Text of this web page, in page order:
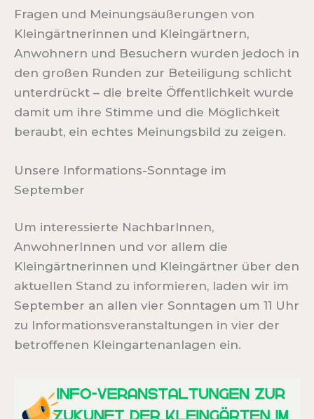
Fragen und Meinungsäußerungen von
Kleingärtnerinnen und Kleingärtnern,
Anwohnern und Besuchern wurden jedoch in
den großen Runden zur Beteiligung schlicht
unterdrückt – die breite Öffentlichkeit wurde
damit um ihre Stimme und die Möglichkeit
beraubt, ein echtes Meinungsbild zu zeigen.
Unsere Informations-Sonntage im
September
Um interessierte NachbarInnen,
AnwohnerInnen und vor allem die
Kleingärtnerinnen und Kleingärtner über den
aktuellen Stand zu informieren, laden wir im
September an allen vier Sonntagen um 11 Uhr
zu Informationsveranstaltungen in vier der
betroffenen Kleingartenanlagen ein.